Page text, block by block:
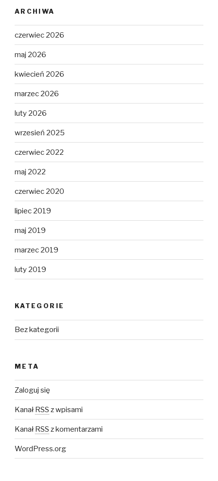
ARCHIWA
czerwiec 2026
maj 2026
kwiecień 2026
marzec 2026
luty 2026
wrzesień 2025
czerwiec 2022
maj 2022
czerwiec 2020
lipiec 2019
maj 2019
marzec 2019
luty 2019
KATEGORIE
Bez kategorii
META
Zaloguj się
Kanał RSS z wpisami
Kanał RSS z komentarzami
WordPress.org